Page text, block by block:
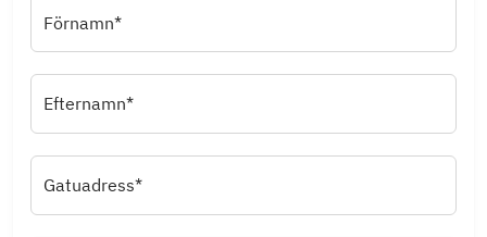
Förnamn*
Efternamn*
Gatuadress*